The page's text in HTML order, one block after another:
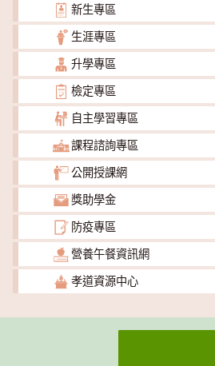
新生專區
生涯專區
升學專區
檢定專區
自主學習專區
課程諮詢專區
公開授課網
獎助學金
防疫專區
營養午餐資訊網
孝道資源中心